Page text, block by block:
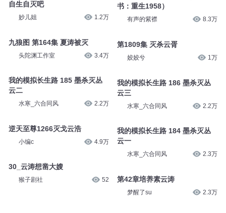
自生自灭吧
妙儿姐 1.2万
九狼图 第164集 夏涛被灭
头陀渊工作室 3.4万
我的模拟长生路 185 墨杀灭丛
云二
水寒_六合同风 2.2万
逆天至尊1266灭戈云浩
小编c 4.9万
30_云涛想凿大嫂
猴子剧社 52
书：重生1958）
有声的紫襟 8.3万
第1809集 灭杀云胥
姣姣兮 1万
我的模拟长生路 186 墨杀灭丛
云三
水寒_六合同风 2.2万
我的模拟长生路 184 墨杀灭丛
云一
水寒_六合同风 2.3万
第42章培养素云涛
梦醒了su 2.3万